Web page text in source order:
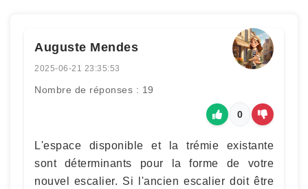
Auguste Mendes
2025-06-21 23:35:53
Nombre de réponses : 19
0
L'espace disponible et la trémie existante
sont déterminants pour la forme de votre
nouvel escalier. Si l'ancien escalier doit être